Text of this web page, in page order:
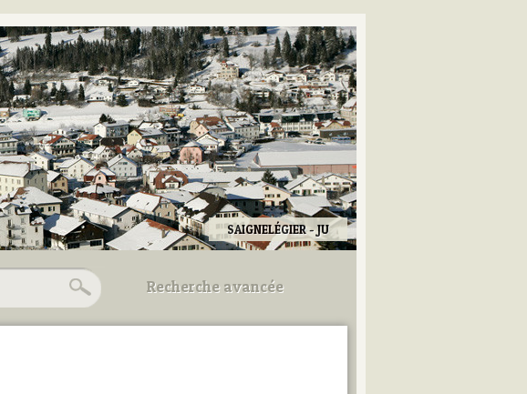
SAIGNELÉGIER - JU
Recherche avancée
Utilisez les champs ci-dessous